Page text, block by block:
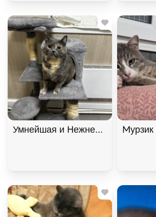
Умнейшая и Нежнейшая кошка